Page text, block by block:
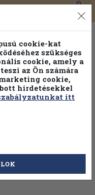
0
kiadványunk közül
cookie-kat
szükséges
cookie, amely a
az Ön számára
cookie,
hirdetésekkel
itt